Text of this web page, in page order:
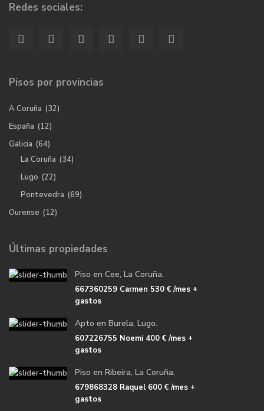
Redes sociales:
Pisos por provincias
A Coruña (32)
España (12)
Galicia (64)
La Coruña (34)
Lugo (22)
Pontevedra (69)
Ourense (12)
Últimas propiedades
Piso en Cee, La Coruña.
667360259 Carmen 530 €/mes +
gastos
Apto en Burela, Lugo.
607226755 Noemi 400 €/mes +
gastos
Piso en Ribeira, La Coruña.
679868328 Raquel600 €/mes +
gastos